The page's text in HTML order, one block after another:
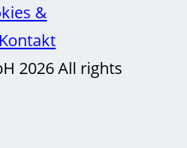
&
Kontakt
2026 All rights